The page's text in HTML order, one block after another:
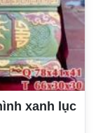
xanh lục